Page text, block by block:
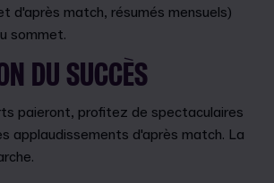
d'après match, résumés mensuels)
sommet.
DU SUCCÈS
paieront, profitez de spectaculaires
applaudissements d'après match. La